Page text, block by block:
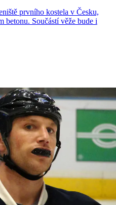
prvního kostela v Česku,
betonu. Součástí věže bude i